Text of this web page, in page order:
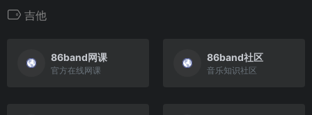
吉他
86band网课
官方在线网课
86band社区
音乐知识社区